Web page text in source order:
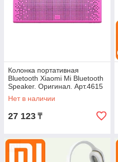
Колонка портативная
Bluetooth Xiaomi Mi Bluetooth
Speaker. Оригинал. Арт.4615
Нет в наличии
27 123 ₸